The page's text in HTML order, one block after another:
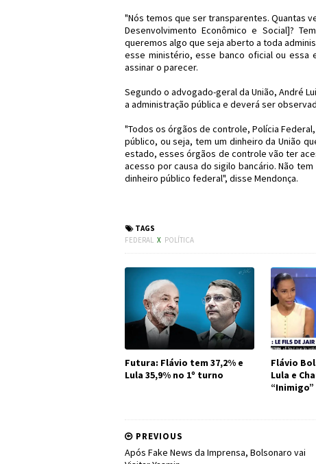
"Nós temos que ser transparentes. Quantas
Desenvolvimento Econômico e Social]?
queremos algo que seja aberto a toda
esse ministério, esse banco oficial ou essa
assinar o parecer.
Segundo o advogado-geral da União, André
a administração pública e deverá ser
"Todos os órgãos de controle, Polícia
público, ou seja, tem um dinheiro da União
estado, esses órgãos de controle vão ter
acesso por causa do sigilo bancário. Não
dinheiro público federal", disse Mendonça.
TAGS
FEDERAL X POLÍTICA
Futura: Flávio tem 37,2% e
Lula 35,9% no 1º turno
Flávio
Lula e
“Inimigo”
PREVIOUS
Após Fake News da Imprensa, Bolsonaro vai